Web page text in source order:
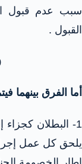
سبب عدم قبول
القبول .
أما الفرق بينهما
1- البطلان
يلحق كل عمل